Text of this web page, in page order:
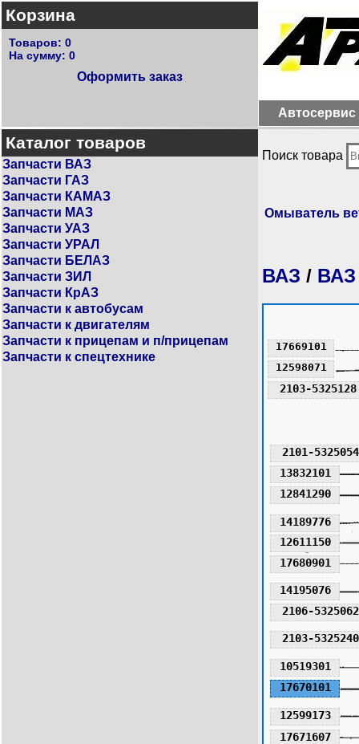
Корзина
Товаров: 0
На сумму: 0
Оформить заказ
Автосервис
Каталог товаров
Запчасти ВАЗ
Запчасти ГАЗ
Запчасти КАМАЗ
Запчасти МАЗ
Запчасти УАЗ
Запчасти УРАЛ
Запчасти БЕЛАЗ
Запчасти ЗИЛ
Запчасти КрАЗ
Запчасти к автобусам
Запчасти к двигателям
Запчасти к прицепам и п/прицепам
Запчасти к спецтехнике
Поиск товара
Омыватель
ВАЗ / ВАЗ
10519301
12598071
12599173
12611150
12841290
13832101
14189776
14195076
17669101
17670101
17671607
17680901
2101-5325054
2103-5325128
2103-5325240
2106-5325062